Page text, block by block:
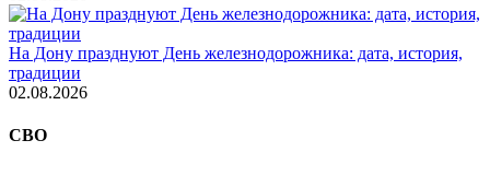
На Дону празднуют День железнодорожника: дата, история,
традиции
02.08.2026
СВО